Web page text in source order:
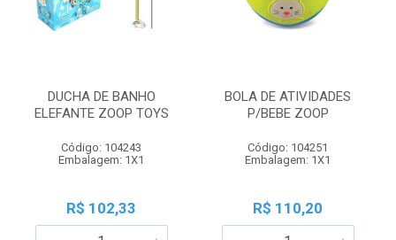
DUCHA DE BANHO
ELEFANTE ZOOP TOYS
Código: 104243
Embalagem: 1X1
R$ 102,33
BOLA DE ATIVIDADES
P/BEBE ZOOP
Código: 104251
Embalagem: 1X1
R$ 110,20